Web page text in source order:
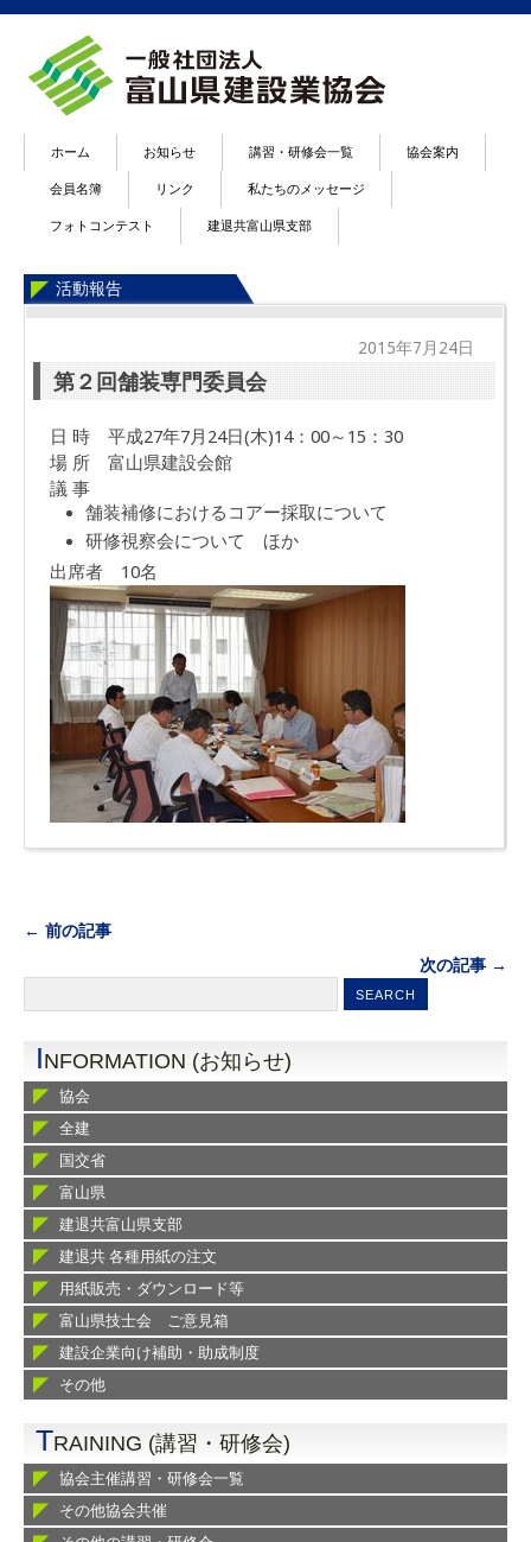
ホーム お知らせ 講習・研修会一覧 協会案内
会員名簿 リンク 私たちのメッセージ
フォトコンテスト 建退共富山県支部
活動報告
2015年7月24日
第２回舗装専門委員会
日 時 平成27年7月24日(木)14：00～15：30
場 所 富山県建設会館
議 事
舗装補修におけるコアー採取について
研修視察会について ほか
出席者 10名
← 前の記事
次の記事 →
INFORMATION (お知らせ)
協会
全建
国交省
富山県
建退共富山県支部
建退共 各種用紙の注文
用紙販売・ダウンロード等
富山県技士会 ご意見箱
建設企業向け補助・助成制度
その他
TRAINING (講習・研修会)
協会主催講習・研修会一覧
その他協会共催